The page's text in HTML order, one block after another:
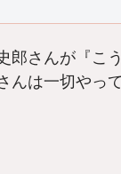
郎さんが『こ
んは一切やっ